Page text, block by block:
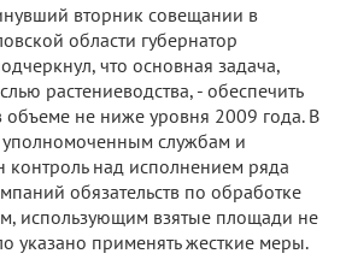
вторник совещании в
области губернатор
что основная задача,
растениеводства, - обеспечить
объеме не ниже уровня 2009 года. В
уполномоченным службам и
контроль над исполнением ряда
обязательств по обработке
использующим взятые площади не
указано применять жесткие меры.